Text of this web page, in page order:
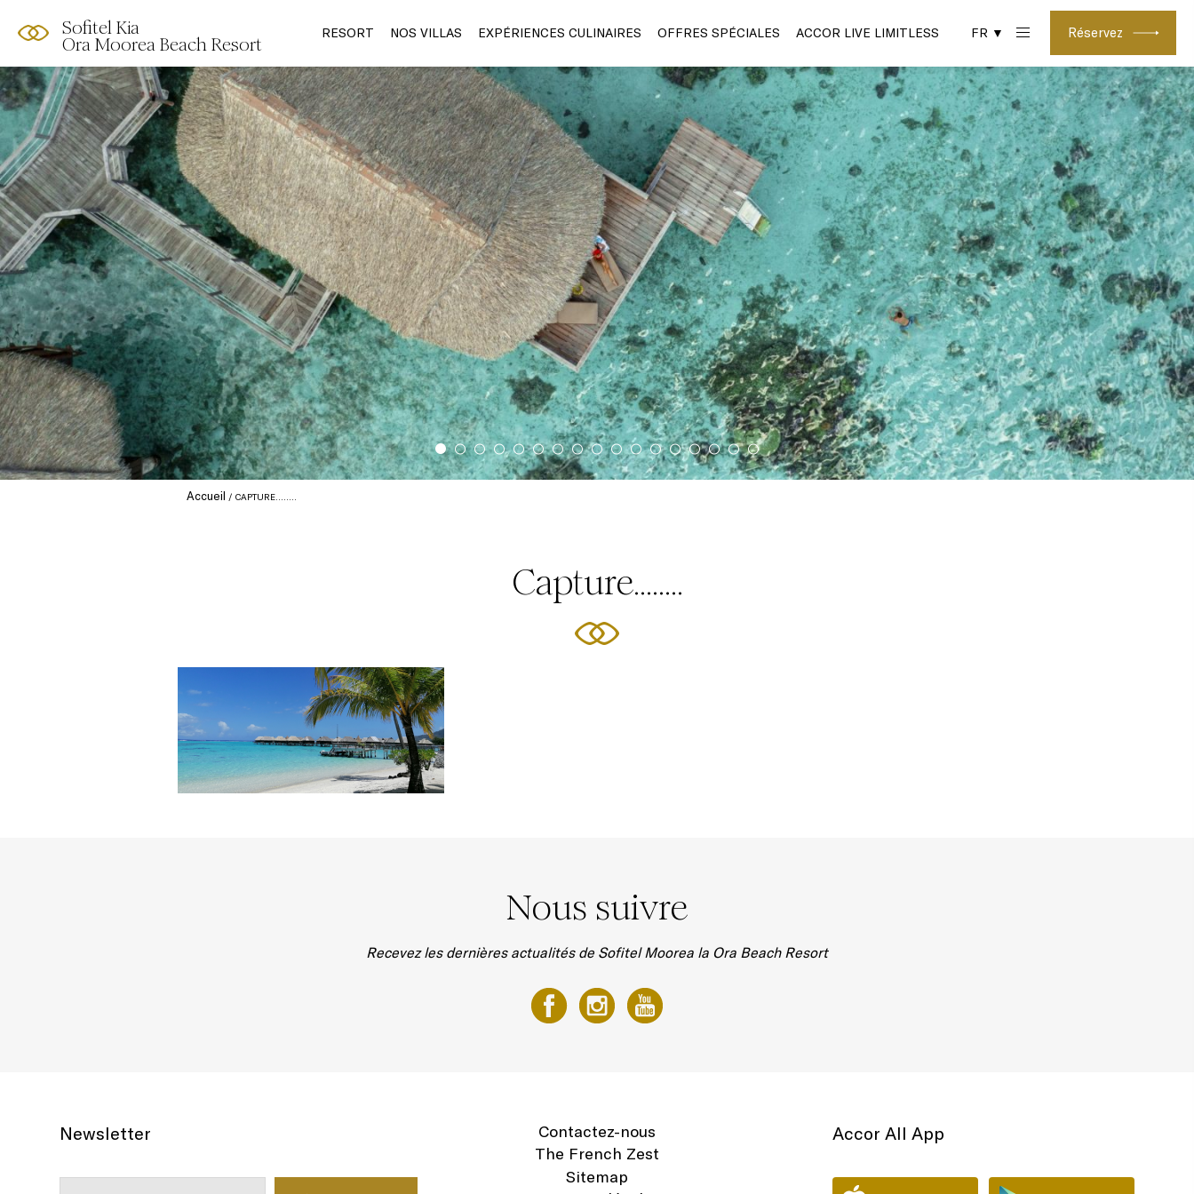
Sofitel Kia
Ora Moorea Beach Resort
Réservez
RESORT NOS VILLAS EXPÉRIENCES CULINAIRES OFFRES SPÉCIALES ACCOR LIVE LIMITLESS FR ▼
Accueil CAPTURE……..
Capture........
Nous suivre
Recevez les dernières actualités de Sofitel Moorea la Ora Beach Resort
Newsletter
Contactez-nous
The French Zest
Sitemap
Accor All App